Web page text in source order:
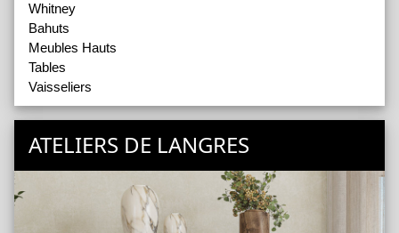
Whitney
Bahuts
Meubles Hauts
Tables
Vaisseliers
ATELIERS DE LANGRES